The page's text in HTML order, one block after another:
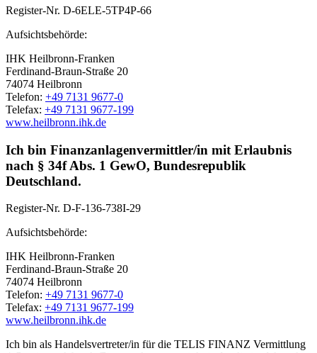
Register-Nr. D-6ELE-5TP4P-66
Aufsichtsbehörde:
IHK Heilbronn-Franken
Ferdinand-Braun-Straße 20
74074 Heilbronn
Telefon: +49 7131 9677-0
Telefax: +49 7131 9677-199
www.heilbronn.ihk.de
Ich bin Finanzanlagenvermittler/in mit Erlaubnis
nach § 34f Abs. 1 GewO, Bundesrepublik
Deutschland.
Register-Nr. D-F-136-738I-29
Aufsichtsbehörde:
IHK Heilbronn-Franken
Ferdinand-Braun-Straße 20
74074 Heilbronn
Telefon: +49 7131 9677-0
Telefax: +49 7131 9677-199
www.heilbronn.ihk.de
Ich bin als Handelsvertreter/in für die TELIS FINANZ Vermittlung